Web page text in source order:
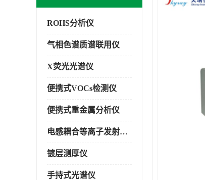
ROHS分析仪
气相色谱质谱联用仪
X荧光光谱仪
便携式VOCs检测仪
便携式重金属分析仪
电感耦合等离子发射光谱仪
镀层测厚仪
手持式光谱仪